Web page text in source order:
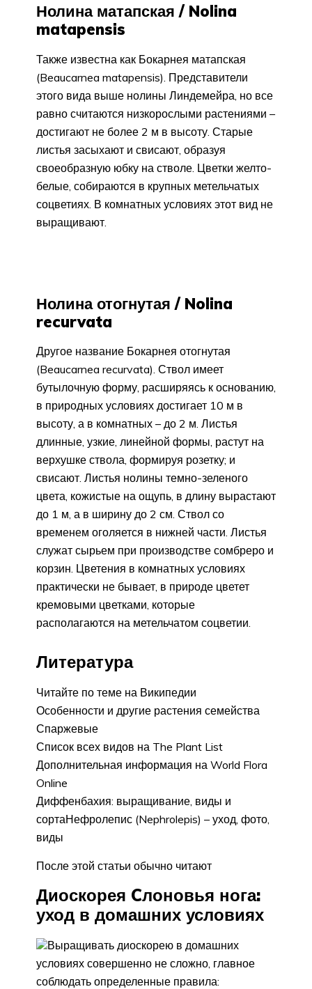
Нолина матапская / Nolina
matapensis
Также известна как Бокарнея матапская
(Beaucarnea matapensis). Представители
этого вида выше нолины Линдемейра, но все
равно считаются низкорослыми растениями –
достигают не более 2 м в высоту. Старые
листья засыхают и свисают, образуя
своеобразную юбку на стволе. Цветки желто-
белые, собираются в крупных метельчатых
соцветиях. В комнатных условиях этот вид не
выращивают.
Нолина отогнутая / Nolina
recurvata
Другое название Бокарнея отогнутая
(Beaucarnea recurvata). Ствол имеет
бутылочную форму, расширяясь к основанию,
в природных условиях достигает 10 м в
высоту, а в комнатных – до 2 м. Листья
длинные, узкие, линейной формы, растут на
верхушке ствола, формируя розетку; и
свисают. Листья нолины темно-зеленого
цвета, кожистые на ощупь, в длину вырастают
до 1 м, а в ширину до 2 см. Ствол со
временем оголяется в нижней части. Листья
служат сырьем при производстве сомбреро и
корзин. Цветения в комнатных условиях
практически не бывает, в природе цветет
кремовыми цветками, которые
располагаются на метельчатом соцветии.
Литература
Читайте по теме на Википедии
Особенности и другие растения семейства
Спаржевые
Список всех видов на The Plant List
Дополнительная информация на World Flora
Online
Диффенбахия: выращивание, виды и
сортаНефролепис (Nephrolepis) – уход, фото,
виды
После этой статьи обычно читают
Диоскорея Cлоновья нога:
уход в домашних условиях
Выращивать диоскорею в домашних
условиях совершенно не сложно, главное
соблюдать определенные правила: